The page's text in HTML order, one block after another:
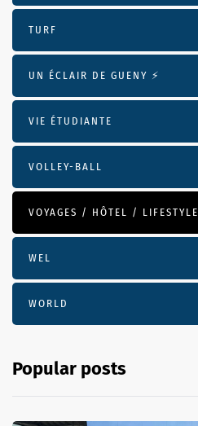
TURF
UN ÉCLAIR DE GUENY ⚡️
VIE ÉTUDIANTE
VOLLEY-BALL
VOYAGES / HÔTEL / LIFESTYLE
WEL
WORLD
Popular posts